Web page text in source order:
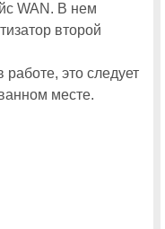
на Cisco Connect 2015
о новинках,
для операторов связи
коммутаторы Catalyst
построить эффективный
WAN. В нем
второй
это следует
месте.